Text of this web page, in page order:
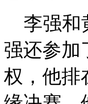
李强和
强还参加
权，他排